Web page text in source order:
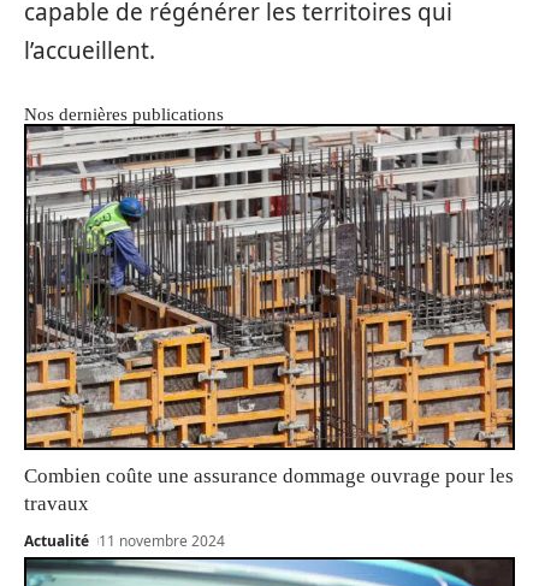
capable de régénérer les territoires qui
l’accueillent.
Nos dernières publications
Combien coûte une assurance dommage ouvrage pour les
travaux
Actualité 11 novembre 2024